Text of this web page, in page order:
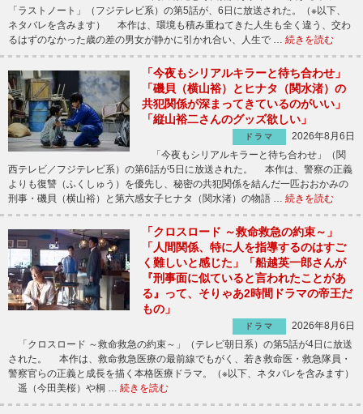
「ラストノート」（フジテレビ系）の第5話が、6日に放送された。（※以下、
ネタバレを含みます） 本作は、環境も積み重ねてきた人生も全く違う、交わ
るはずのなかった歳の差の男女が静かに引かれ合い、人生で … 続きを読む
「今夜もシリアルキラーと待ち合わせ」
「磯貝（横山裕）とヒナタ（関水渚）の
共犯関係が深まってきているのがいい」
「縦山裕二さんのグッズ欲しい」
ドラマ
2026年8月6日
「今夜もシリアルキラーと待ち合わせ」（関
西テレビ／フジテレビ系）の第6話が5日に放送された。 本作は、警察の正義
よりも復讐（ふくしゅう）を優先し、秘密の共犯関係を結んだ一匹おおかみの
刑事・磯貝（横山裕）と第六感女子ヒナタ（関水渚）の物語 … 続きを読む
「クロスロード ～救命救急の約束～」
「人間関係、特に人を指導するのはすご
く難しいと感じた」「船越英一郎さんが
『刑事面に似ていると言われたことがあ
る』って、そりゃあ2時間ドラマの帝王だ
もの」
ドラマ
2026年8月6日
「クロスロード ～救命救急の約束～」（テレビ朝日系）の第5話が4日に放送
された。 本作は、救命救急医療の最前線でもがく、若き救命医・救急隊員・
警察官らの正義と成長を描く本格医療ドラマ。（※以下、ネタバレを含みます）
遥（今田美桜）や桐 … 続きを読む